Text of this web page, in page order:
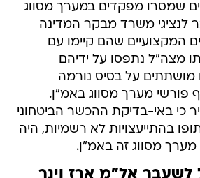
שמסרו מפקדים במערך מסווג
לנציגי משרד מבקר המדינה
המקצועיים שהם קיימו עם
מצה"ל נתפסו על ידיהם
מושתתים על בסיס נורמה
פורשי מערך מסווג באמ"ן.
כי באי-בדיקת ההכשר הביטחוני
בהתייעצויות לא רשמיות, היה
מסווג זה באמ"ן.